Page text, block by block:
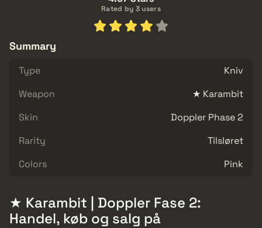
Rated by 3 users
Summary
Type
Kniv
Weapon
★ Karambit
Skin
Doppler Phase 2
Rarity
Tilsløret
Colors
Pink
★ Karambit | Doppler Fase 2:
Handel, køb og salg på